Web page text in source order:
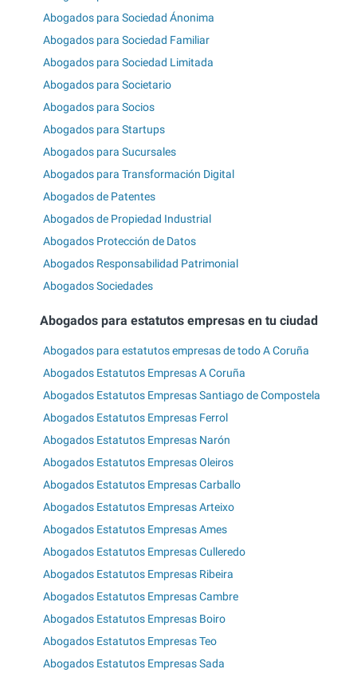
Abogados para Sociedad Ánonima
Abogados para Sociedad Familiar
Abogados para Sociedad Limitada
Abogados para Societario
Abogados para Socios
Abogados para Startups
Abogados para Sucursales
Abogados para Transformación Digital
Abogados de Patentes
Abogados de Propiedad Industrial
Abogados Protección de Datos
Abogados Responsabilidad Patrimonial
Abogados Sociedades
Abogados para estatutos empresas en tu ciudad
Abogados para estatutos empresas de todo A Coruña
Abogados Estatutos Empresas A Coruña
Abogados Estatutos Empresas Santiago de Compostela
Abogados Estatutos Empresas Ferrol
Abogados Estatutos Empresas Narón
Abogados Estatutos Empresas Oleiros
Abogados Estatutos Empresas Carballo
Abogados Estatutos Empresas Arteixo
Abogados Estatutos Empresas Ames
Abogados Estatutos Empresas Culleredo
Abogados Estatutos Empresas Ribeira
Abogados Estatutos Empresas Cambre
Abogados Estatutos Empresas Boiro
Abogados Estatutos Empresas Teo
Abogados Estatutos Empresas Sada